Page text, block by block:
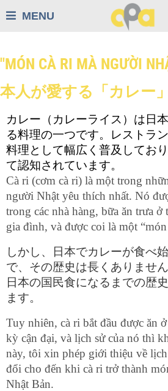
MENU
"MÓN CÀ RI MÀ NGƯỜI
本人が愛する「カレー」
カレー（カレーライス）は日
る料理の一つです。レストラ
料理として幅広く普及してお
て認知されています。
Cà ri (cơm cà ri) là một trong
người Nhật yêu thích nhất. Nó
trong các nhà hàng, bữa ăn trưa ở
gia đình, và được coi là một
しかし、日本でカレーが食べ
で、その歴史は長くありませ
日本の国民食になるまでの歴
ます。
Tuy nhiên, cà ri bắt đầu được ăn
kỳ cận đại, và lịch sử của nó thì
này, tôi xin phép giới thiệu về
đổi cho đến khi cà ri trở thành
Nhật Bản.